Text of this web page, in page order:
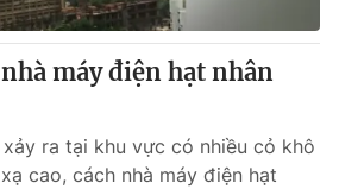
máy điện hạt nhân
ra tại khu vực có nhiều cỏ khô
cao, cách nhà máy điện hạt